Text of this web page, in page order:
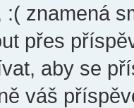
znamená
přes
aby se
váš